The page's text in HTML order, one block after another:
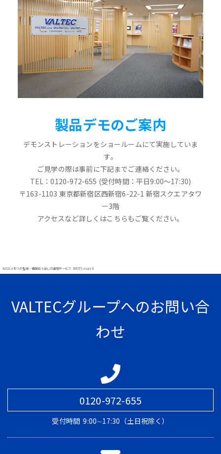
製品デモのご案内
デモンストレーションをショールームにて実施していま
す。
ご見学の際は事前に下記までご連絡ください。
TEL：0120-972-655 (受付時間：平日9:00～17:30)
〒163-1103 東京都新宿区西新宿6-22-1 新宿スクエアタワ
ー3階
アクセスなど詳しくはこちらもご覧ください。
#USBメモリの監視・情報持ち出しの通知サービス【MOT/Secure】
VALTECグループへのお問い合
わせ
0120-972-655
受付時間 9:00∼17:30（土日祝除く）